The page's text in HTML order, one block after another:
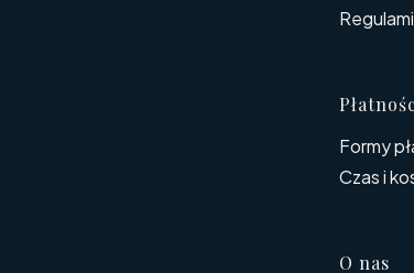
Formy
Czas i
O nas